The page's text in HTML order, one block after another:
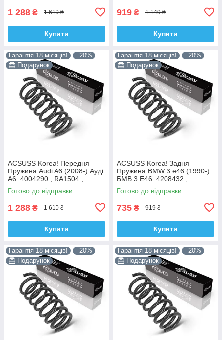
1 288 ₴ 1 610 ₴
Купити
919 ₴ 1 149 ₴
Купити
Гарантія 18 місяців!
–20%
Подарунок
ACSUSS Korea! Передня
Пружина Audi A6 (2008-) Ауді
А6. 4004290 , RA1504 ,
993126. Аксусс Корея
Готово до відправки
1 288 ₴ 1 610 ₴
Купити
Гарантія 18 місяців!
–20%
Подарунок
ACSUSS Korea! Задня
Пружина BMW 3 e46 (1990-)
БМВ 3 E46. 4208432 ,
RX6200 , 996723. Аксусс
Корея
Готово до відправки
735 ₴ 919 ₴
Купити
Гарантія 18 місяців!
–20%
Подарунок
Гарантія 18 місяців!
–20%
Подарунок